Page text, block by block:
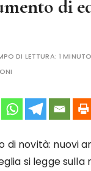
di
DI LETTURA:1 MINUTO
di novità: nuovi
si legge